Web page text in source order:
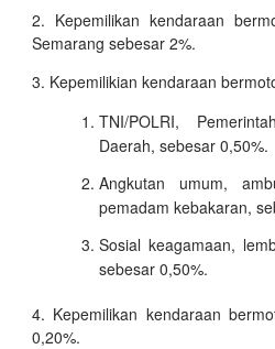
Kepemilikan kendaraan
Semarang sebesar 2%.
Kepemilikian kendaraan
TNI/POLRI,
Daerah, sebesar 0,50%.
Angkutan umum,
pemadam kebakaran,
Sosial keagamaan,
sebesar 0,50%.
Kepemilikan kendaraan
0,20%.